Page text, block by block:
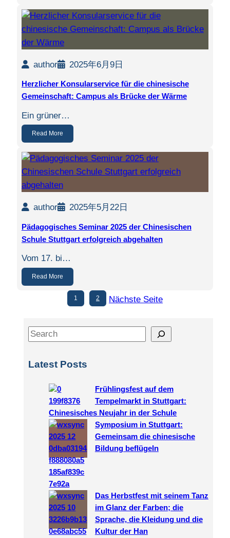
author 2025年6月9日
Herzlicher Konsularservice für die chinesische
Gemeinschaft: Campus als Brücke der Wärme
Ein grüner…
Read More
author 2025年5月22日
Pädagogisches Seminar 2025 der Chinesischen
Schule Stuttgart erfolgreich abgehalten
Vom 17. bi…
Read More
1 2 Nächste Seite
S
aLatest Posts
Frühlingsfest auf dem
Tempelmarkt in Stuttgart:
Chinesisches Neujahr in der Schule
Symposium in Stuttgart:
Gemeinsam die chinesische
Bildung beflügeln
Das Herbstfest mit seinem Tanz
im Glanz der Farben; die
Sprache, die Kleidung und die
Kultur der Han